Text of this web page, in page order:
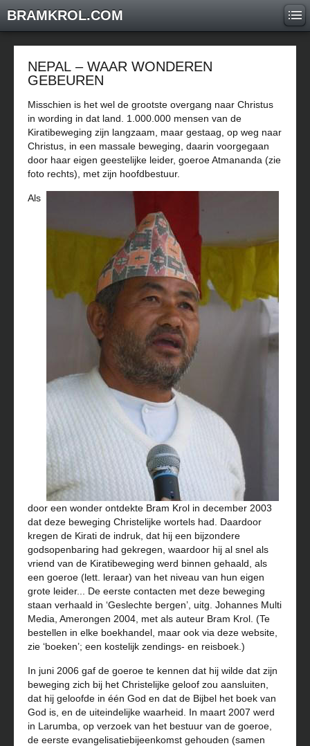
BRAMKROL.COM
NEPAL – WAAR WONDEREN
GEBEUREN
Misschien is het wel de grootste overgang naar Christus
in wording in dat land. 1.000.000 mensen van de
Kiratibeweging zijn langzaam, maar gestaag, op weg naar
Christus, in een massale beweging, daarin voorgegaan
door haar eigen geestelijke leider, goeroe Atmananda (zie
foto rechts), met zijn hoofdbestuur.
Als
door een wonder ontdekte Bram Krol in december 2003
dat deze beweging Christelijke wortels had. Daardoor
kregen de Kirati de indruk, dat hij een bijzondere
godsopenbaring had gekregen, waardoor hij al snel als
vriend van de Kiratibeweging werd binnen gehaald, als
een goeroe (lett. leraar) van het niveau van hun eigen
grote leider... De eerste contacten met deze beweging
staan verhaald in ‘Geslechte bergen’, uitg. Johannes Multi
Media, Amerongen 2004, met als auteur Bram Krol. (Te
bestellen in elke boekhandel, maar ook via deze website,
zie ‘boeken’; een kostelijk zendings- en reisboek.)
In juni 2006 gaf de goeroe te kennen dat hij wilde dat zijn
beweging zich bij het Christelijke geloof zou aansluiten,
dat hij geloofde in één God en dat de Bijbel het boek van
God is, en de uiteindelijke waarheid. In maart 2007 werd
in Larumba, op verzoek van het bestuur van de goeroe,
de eerste evangelisatiebijeenkomst gehouden (samen